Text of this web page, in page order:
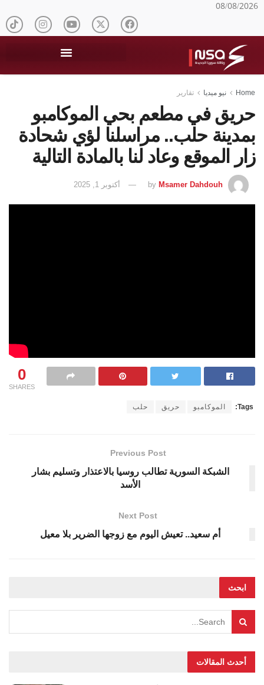
08/08/2026
Home نيو ميديا تقارير
حريق في مطعم بحي الموكامبو
بمدينة حلب.. مراسلنا لؤي شحادة
زار الموقع وعاد لنا بالمادة التالية
by Msamer Dahdouh أكتوبر 1, 2025
0
SHARES
Tags: الموكامبو حريق حلب
Previous Post
الشبكة السورية تطالب روسيا بالاعتذار وتسليم بشار
الأسد
Next Post
أم سعيد.. تعيش اليوم مع زوجها الضرير بلا معيل
ابحث
أحدث المقالات